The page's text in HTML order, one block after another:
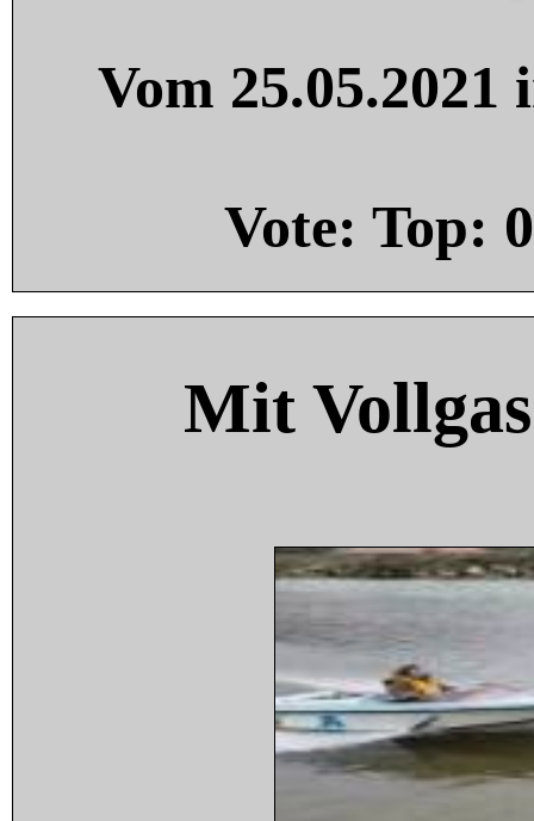
Vom
Vote: Top: 0
Mit